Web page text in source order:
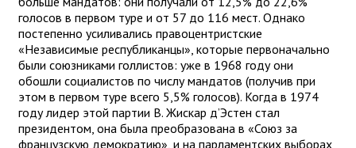
голосов в первом туре и от 57 до 116 мест. Однако
постепенно усиливались правоцентристские
«Независимые республиканцы», которые первоначально
были союзниками голлистов: уже в 1968 году они
обошли социалистов по числу мандатов (получив при
этом в первом туре всего 5,5% голосов). Когда в 1974
году лидер этой партии В. Жискар д’Эстен стал
президентом, она была преобразована в «Союз за
французскую демократию», и на парламентских выборах